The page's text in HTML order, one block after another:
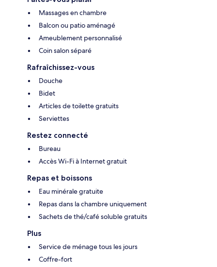
Massages en chambre
Balcon ou patio aménagé
Ameublement personnalisé
Coin salon séparé
Rafraîchissez-vous
Douche
Bidet
Articles de toilette gratuits
Serviettes
Restez connecté
Bureau
Accès Wi-Fi à Internet gratuit
Repas et boissons
Eau minérale gratuite
Repas dans la chambre uniquement
Sachets de thé/café soluble gratuits
Plus
Service de ménage tous les jours
Coffre-fort